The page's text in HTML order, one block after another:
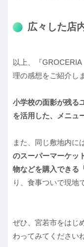
広々した店
以上、『
理の感想をご紹介し
小学校の面影が残る
を活用した、メニュ
また、同じ敷地内に
のスーパーマーケッ
物などを購入できる
り、食事ついで現地
ぜひ、宮若市をはじ
わってみてください